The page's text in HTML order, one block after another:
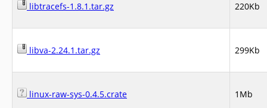
libtracefs-1.8.1.tar.gz 220Kb
libva-2.24.1.tar.gz 299Kb
linux-raw-sys-0.4.5.crate 1Mb